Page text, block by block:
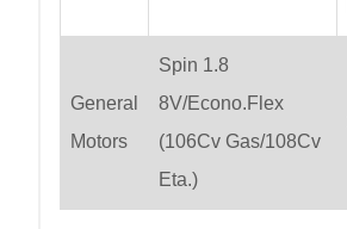
General
Motors
Spin 1.8
8V/Econo.Flex
(106Cv Gas/108Cv
Eta.)